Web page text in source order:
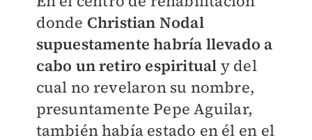
donde Christian Nodal
supuestamente habría llevado a
cabo un retiro espiritual y del
cual no revelaron su nombre,
presuntamente Pepe Aguilar,
también había estado en él en el